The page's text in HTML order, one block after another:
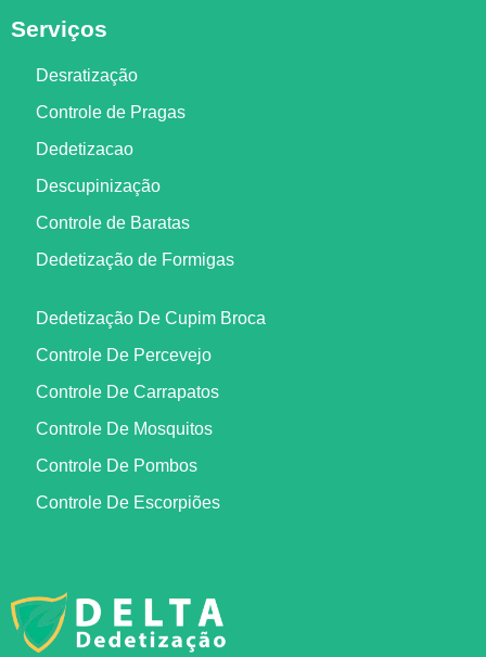
Serviços
Desratização
Controle de Pragas
Dedetizacao
Descupinização
Controle de Baratas
Dedetização de Formigas
Dedetização De Cupim Broca
Controle De Percevejo
Controle De Carrapatos
Controle De Mosquitos
Controle De Pombos
Controle De Escorpiões